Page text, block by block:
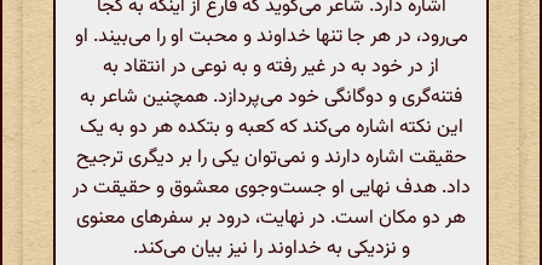
اشاره دارد. شاعر می‌گوید که فارغ از اینکه به کجا
می‌رود، در هر جا تنها خداوند و محبت او را می‌بیند. او
از در خود به در غیر رفته و به نوعی در انتقاد به
فتنه‌گری و دوگانگی خود می‌پردازد. همچنین شاعر به
این نکته اشاره می‌کند که کعبه و بتکده هر دو به یک
حقیقت اشاره دارند و نمی‌توان یکی را بر دیگری ترجیح
داد. هدف نهایی او جست‌وجوی معشوق و حقیقت در
هر دو مکان است. در نهایت، درود بر سفرهای معنوی
و نزدیکی به خداوند را نیز بیان می‌کند.